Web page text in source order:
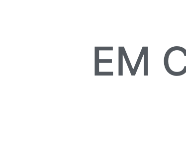
EM